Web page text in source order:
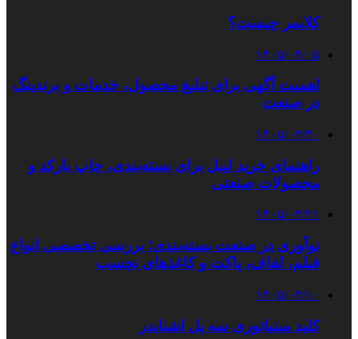
کلایمر چیست؟
۱۴۰۵/۰۴/۰۵
اهمیت آگهی برای تبلیغ محصول، خدمات و برندینگ
در صنعت
۱۴۰۵/۰۳/۳۰
راهنمای خرید لیبل برای بسته‌بندی، چاپ بارکد و
محصولات صنعتی
۱۴۰۵/۰۳/۲۱
نوآوری در صنعت بسته‌بندی؛ بررسی تخصصی انواع
فیلم، لفاف، پاکت و کاغذهای نچسب
۱۴۰۵/۰۳/۱۰
کلید مینیاتوری سه پل اشنایدر